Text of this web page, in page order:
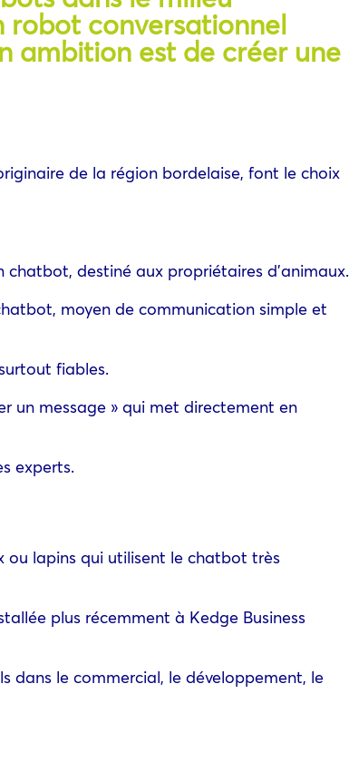
robot conversationnel
ambition est de créer une
de la région bordelaise, font le choix
destiné aux propriétaires d’animaux.
moyen de communication simple et
fiables.
un message » qui met directement en
experts.
ou lapins qui utilisent le chatbot très
plus récemment à Kedge Business
dans le commercial, le développement, le